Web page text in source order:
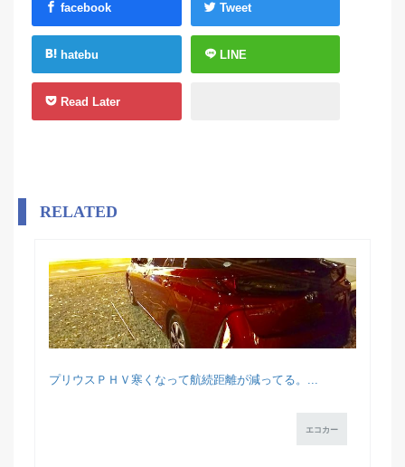
facebook Tweet
hatebu LINE
Read Later
RELATED
プリウスＰＨＶ寒くなって航続距離が減ってる。...
エコカー